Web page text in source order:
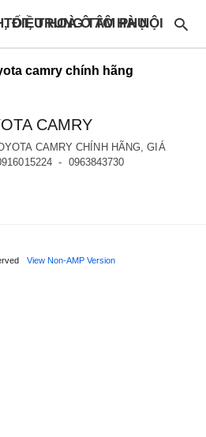
TÙNG ĐIỆN LẠNH, ĐIỀU HOÀ Ô TÔ HÀ NỘI
camry chính hãng
CAMRY
CAMRY CHÍNH HÃNG, GIÁ
- 0963843730
View Non-AMP Version